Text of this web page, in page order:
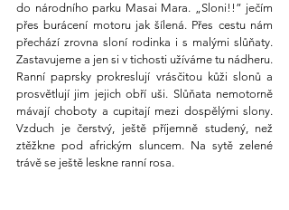
do národního parku Masai Mara. „Sloni!!” ječím
přes burácení motoru jak šílená. Přes cestu nám
přechází zrovna sloní rodinka i s malými slůňaty.
Zastavujeme a jen si v tichosti užíváme tu nádheru.
Ranní paprsky prokreslují vrásčitou kůži slonů a
prosvětlují jim jejich obří uši. Slůňata nemotorně
mávají choboty a cupitají mezi dospělými slony.
Vzduch je čerstvý, ještě příjemně studený, než
ztěžkne pod africkým sluncem. Na sytě zelené
trávě se ještě leskne ranní rosa.